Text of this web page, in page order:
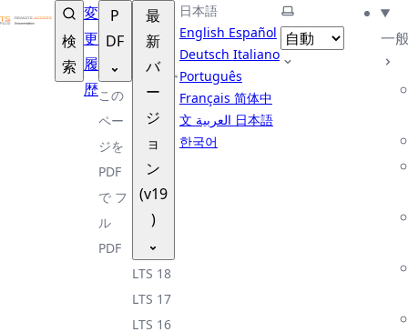
TSplus ドキュメンテーション ®
検
索
変
更
履
歴
P
DF
この
ペー
ジを
PDF
で フ
ル
PDF
最
新
バ
ー
ジ
ョ
ン
(v19
)
LTS 18
LTS 17
LTS 16
日本語
English Español
Deutsch Italiano
Português
Français 简体中
文
日本語
한국어
テーマを選択
一